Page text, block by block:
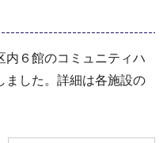
内６館のコミュニティハ
ました。詳細は各施設の